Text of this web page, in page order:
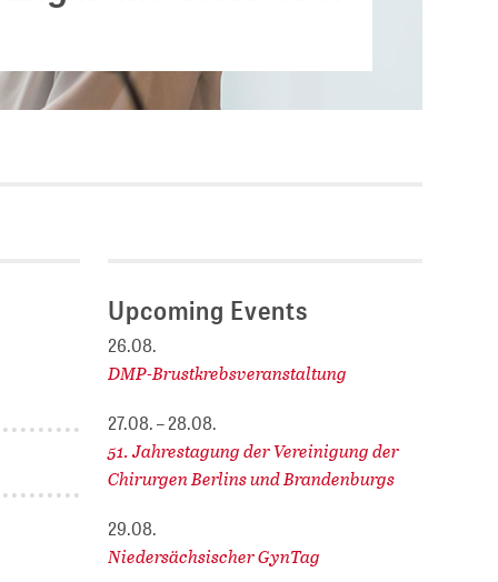
(DBIS)
COLLECTIONS
ZB MED
Upcoming Events
26.08.
DMP-Brustkrebsveranstaltung
27.08. – 28.08.
51. Jahrestagung der Vereinigung der
Chirurgen Berlins und Brandenburgs
29.08.
Niedersächsischer GynTag